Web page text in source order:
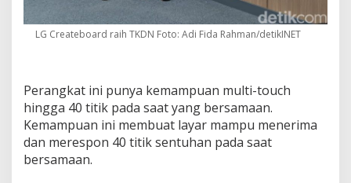
LG Createboard raih TKDN Foto: Adi Fida Rahman/detikINET
Perangkat ini punya kemampuan multi-touch
hingga 40 titik pada saat yang bersamaan.
Kemampuan ini membuat layar mampu menerima
dan merespon 40 titik sentuhan pada saat
bersamaan.